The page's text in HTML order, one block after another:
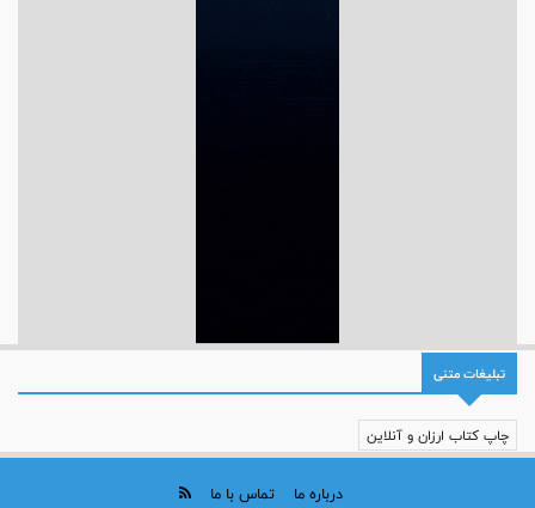
تبلیغات متنی
چاپ کتاب ارزان و آنلاین
درباره ما تماس با ما